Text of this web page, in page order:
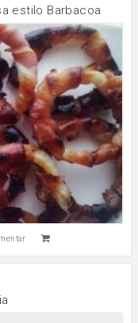
estilo Barbacoa